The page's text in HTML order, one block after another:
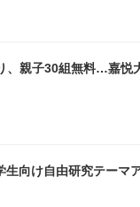
、親子30組無料…嘉悦
生向け自由研究テーマ